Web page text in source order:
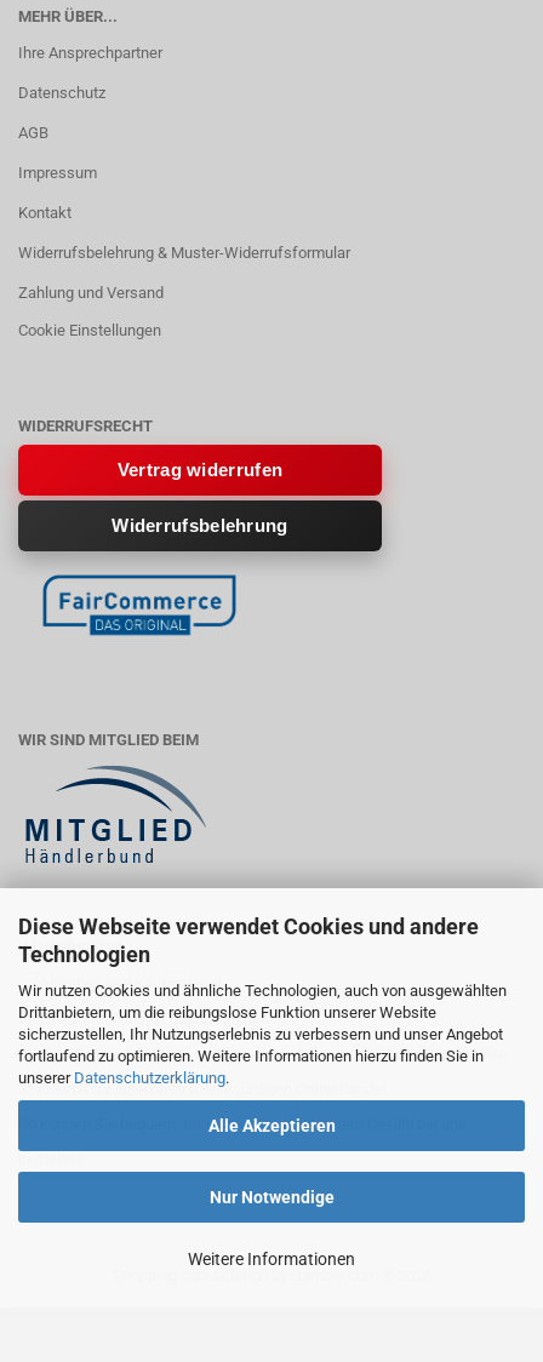
Diese Webseite verwendet Cookies und andere
Technologien
Wir nutzen Cookies und ähnliche Technologien, auch von ausgewählten
Drittanbietern, um die reibungslose Funktion unserer Website
sicherzustellen, Ihr Nutzungserlebnis zu verbessern und unser Angebot
fortlaufend zu optimieren. Weitere Informationen hierzu finden Sie in
unserer Datenschutzerklärung.
Alle Akzeptieren
Nur Notwendige
Weitere Informationen
MEHR ÜBER...
Ihre Ansprechpartner
Datenschutz
AGB
Impressum
Kontakt
Widerrufsbelehrung & Muster-Widerrufsformular
Zahlung und Versand
Cookie Einstellungen
WIDERRUFSRECHT
Vertrag widerrufen
Widerrufsbelehrung
WIR SIND MITGLIED BEIM
KÄUFERSIEGEL
Ihr Einkauf bei uns ist geprüft sicher:
Als Händlerbund-Mitglied erfüllen wir wichtige rechtliche und qualitative
Standards für einen vertrauenswürdigen Onlinehandel.
So können Sie bequem, transparent und mit gutem Gefühl bei uns